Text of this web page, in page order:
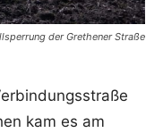
der Grethener Straße
kam es am